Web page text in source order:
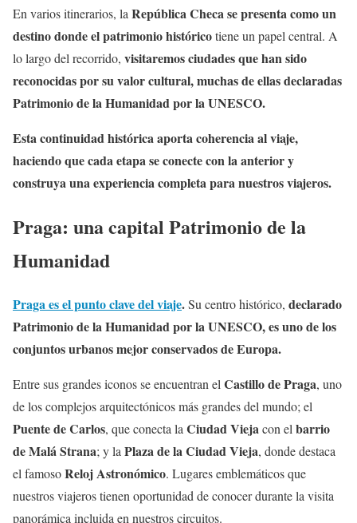
En varios itinerarios, la República Checa se presenta como un
destino donde el patrimonio históricotiene un papel central. A
lo largo del recorrido, visitaremos ciudades que han sido
reconocidas por su valor cultural, muchas de ellas declaradas
Patrimonio de la Humanidad por la UNESCO.
Esta continuidad histórica aporta coherencia al viaje,
haciendo que cada etapa se conecte con la anterior y
construya una experiencia completa para nuestros viajeros.
Praga: una capital Patrimonio de la
Humanidad
Praga es el punto clave del viaje.Su centro histórico, declarado
Patrimonio de la Humanidad por la UNESCO, es uno de los
conjuntos urbanos mejor conservados de Europa.
Entre sus grandes iconos se encuentran el Castillo de Praga, uno
de los complejos arquitectónicos más grandes del mundo; el
Puente de Carlos, que conecta la Ciudad Viejacon el barrio
de Malá Strana; y la Plaza de la Ciudad Vieja, donde destaca
el famosoReloj Astronómico. Lugares emblemáticos que
nuestros viajeros tienen oportunidad de conocer durante la visita
panorámica incluida en nuestros circuitos.